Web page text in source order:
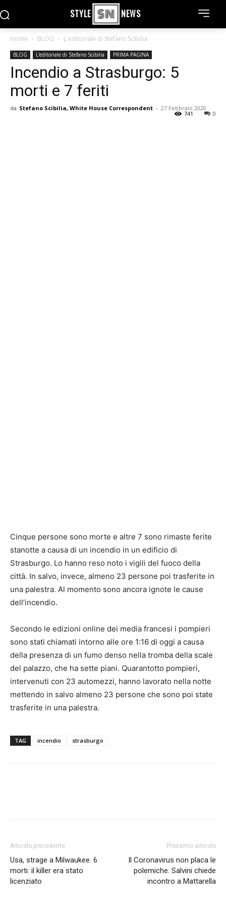
STYLE NEWS
Home BLOG L'editoriale di Stefano Scibilia
BLOG L'editoriale di Stefano Scibilia PRIMA PAGINA
Incendio a Strasburgo: 5
morti e 7 feriti
da Stefano Scibilia, White House Correspondent - 27 Febbraio 2020
0
741
Cinque persone sono morte e altre 7 sono rimaste ferite
stanotte a causa di un incendio in un edificio di
Strasburgo. Lo hanno reso noto i vigili del fuoco della
città. In salvo, invece, almeno 23 persone poi trasferite in
una palestra. Al momento sono ancora ignote le cause
dell’incendio.
Secondo le edizioni online dei media francesi i pompieri
sono stati chiamati intorno alle ore 1:16 di oggi a causa
della presenza di un fumo denso nella tromba della scale
del palazzo, che ha sette piani. Quarantotto pompieri,
intervenuti con 23 automezzi, hanno lavorato nella notte
mettendo in salvo almeno 23 persone che sono poi state
trasferite in una palestra.
TAG incendio strasburgo
Articolo precedente
Usa, strage a Milwaukee. 6
morti: il killer era stato
licenziato
Prossimo articolo
Il Coronavirus non placa le
polemiche. Salvini chiede
incontro a Mattarella